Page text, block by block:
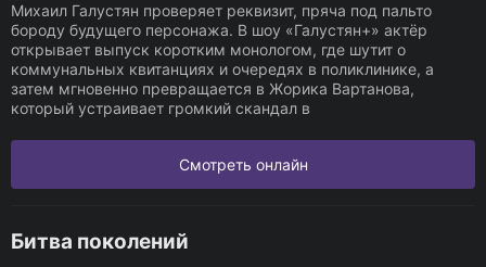
Михаил Галустян проверяет реквизит, пряча под пальто
бороду будущего персонажа. В шоу «Галустян+» актёр
открывает выпуск коротким монологом, где шутит о
коммунальных квитанциях и очередях в поликлинике, а
затем мгновенно превращается в Жорика Вартанова,
который устраивает громкий скандал в
Смотреть онлайн
Битва поколений